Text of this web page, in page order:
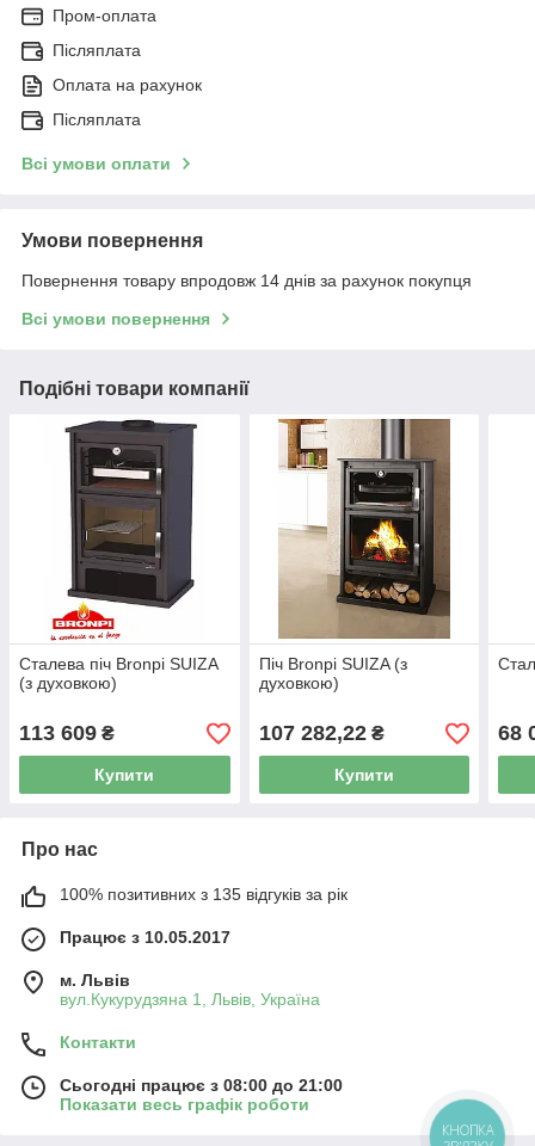
Пром-оплата
Післяплата
Оплата на рахунок
Післяплата
Всі умови оплати
Умови повернення
Повернення товару впродовж 14 днів за рахунок покупця
Всі умови повернення
Подібні товари компанії
Сталева піч Bronpi SUIZA
(з духовкою)
113 609 ₴
Купити
Піч Bronpi SUIZA (з
духовкою)
107 282,22₴
Купити
68
Про нас
100% позитивних з 135 відгуків за рік
Працює з 10.05.2017
м. Львів
вул.Кукурудзяна 1, Львів, Україна
Контакти
Сьогодні працює з 08:00 до 21:00
Показати весь графік роботи
КНОПКА